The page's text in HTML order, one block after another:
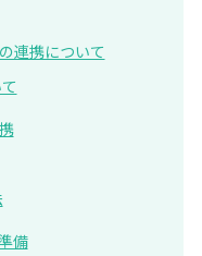
連携について
備